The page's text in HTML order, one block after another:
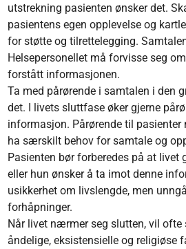
utstrekning pasienten ønsker det.
pasientens egen opplevelse og
for støtte og tilrettelegging.
Helsepersonellet må forvisse seg
forstått informasjonen.
Ta med pårørende i samtalen i den
det. I livets sluttfase øker gjerne
informasjon. Pårørende til
ha særskilt behov for samtale og
Pasienten bør forberedes på at livet
eller hun ønsker å ta imot denne
usikkerhet om livslengde, men
forhåpninger.
Når livet nærmer seg slutten, vil
åndelige, eksistensielle og religiøse